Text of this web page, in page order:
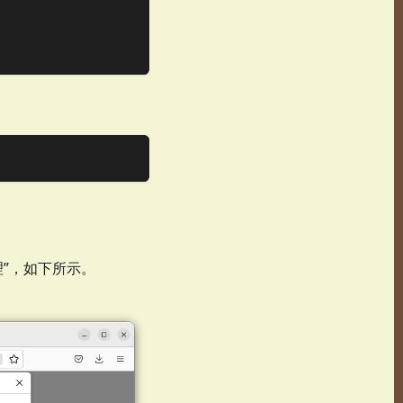
如下所示。